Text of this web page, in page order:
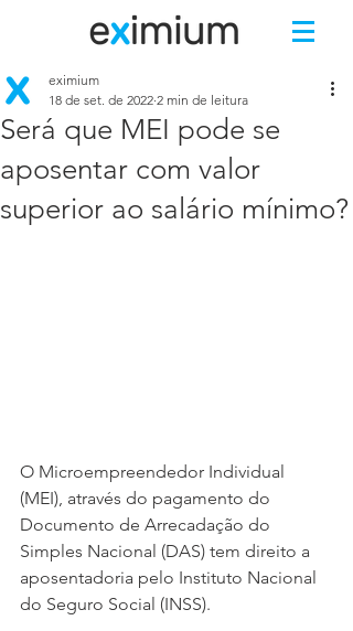
Será que MEI pode se
aposentar com valor
superior ao salário mínimo?
eximium
18 de set. de 2022 2 min de leitura
O Microempreendedor Individual
(MEI), através do pagamento do
Documento de Arrecadação do
Simples Nacional (DAS) tem direito a
aposentadoria pelo Instituto Nacional
do Seguro Social (INSS).